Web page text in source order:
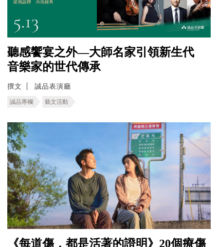
聽感饗宴之外—大師名家引領新生代
音樂家的世代傳承
撰文 誠品表演廳
誠品專欄 藝文活動
《每道傷，都是活著的證明》20個療傷